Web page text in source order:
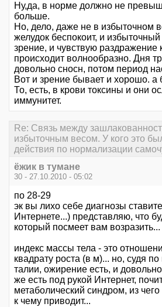
Ну,да, в норме должно не
больше.
Но, дело, даже не в избыточном
желудок беспокоит, и
зрение, и чувствую раздражение
происходит волнообразно. Дня
довольно сносн, потом период
Вот и зрение бывает и хорошо. а
То, есть, в крови токсины и они
иммунитет.
Re: Связь между
избыточным весом. У кого это
действия по нормализации
ёжик в тумане
30 - 27.10.2010 - 05:02
по 28-29
эк вы лихо себе диагнозы
Интернете...) представляю, что
который посмеет вам возразить...
индекс массы тела - это
квадрату роста (в м)... но, судя
талии, ожирение есть, и
же есть под рукой Интернет,
метаболический синдром, из
к чему приводит...